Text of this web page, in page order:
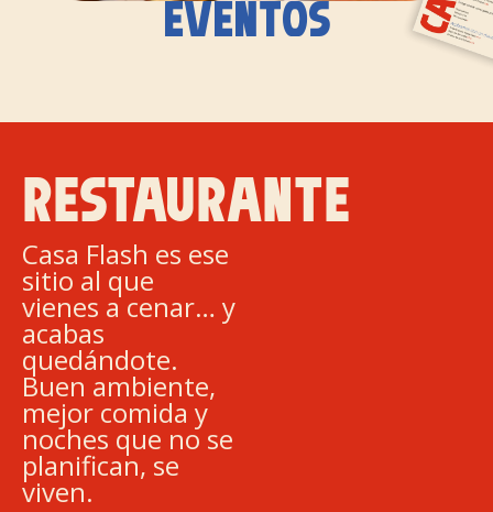
EVENTOS
RESTAURANTE
Casa Flash es ese
sitio al que
vienes a cenar… y
acabas
quedándote.
Buen ambiente,
mejor comida y
noches que no se
planifican, se
viven.